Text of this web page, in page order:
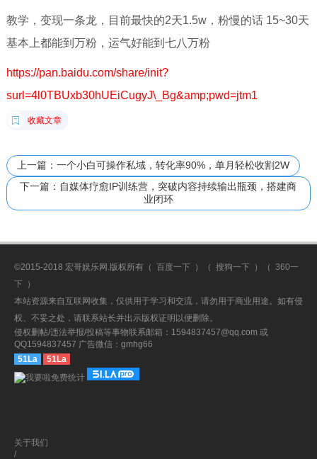
教学，变现一条龙，目前最快的2天1.5w，粉慢的话 15~30天
基本上都能到万粉，运气好能到七八万粉
https://pan.baidu.com/share/init?
surl=4l0TBUxb30hUEiCugyJ\_Bg&amp;pwd=jtm1
收藏文章
上一篇：一个小白可操作私域，转化率90%，单月轻松收割2W
下一篇：自媒体疗愈IP训练营，突破内容持续输出瓶颈，搭建商
业闭环
©2015-2018 宏哥娱乐网.版权所有（ 百度一下 ）（ 搜狗一下 ）（ 360一
下 ）
本站资源来自互联网收集，仅供用于学习和交流，请勿用于商业用途。如有侵
权、不妥之处，请联系站长并出示版权证明以便删除。
侵权删帖/违法举报/投稿等事物联系邮箱：1594837457@qq.com 或
QQ1594837457 广告微信：gmhg66
51La
51La
关于我们
/